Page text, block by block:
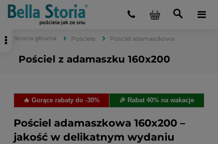
Strona główna Pościele Pościel adamaszkowa
Pościel z adamaszku 160x200
🔥 Gorące rabaty do -30% 🎉 Rabat 40% na wakacje
Pościel adamaszkowa 160x200 –
jakość w delikatnym wydaniu